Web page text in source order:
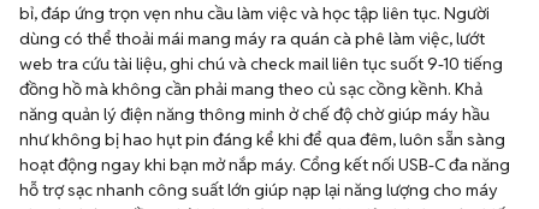
bỉ, đáp ứng trọn vẹn nhu cầu làm việc và học tập liên tục. Người
dùng có thể thoải mái mang máy ra quán cà phê làm việc, lướt
web tra cứu tài liệu, ghi chú và check mail liên tục suốt 9-10 tiếng
đồng hồ mà không cần phải mang theo củ sạc cồng kềnh. Khả
năng quản lý điện năng thông minh ở chế độ chờ giúp máy hầu
như không bị hao hụt pin đáng kể khi để qua đêm, luôn sẵn sàng
hoạt động ngay khi bạn mở nắp máy. Cổng kết nối USB-C đa năng
hỗ trợ sạc nhanh công suất lớn giúp nạp lại năng lượng cho máy